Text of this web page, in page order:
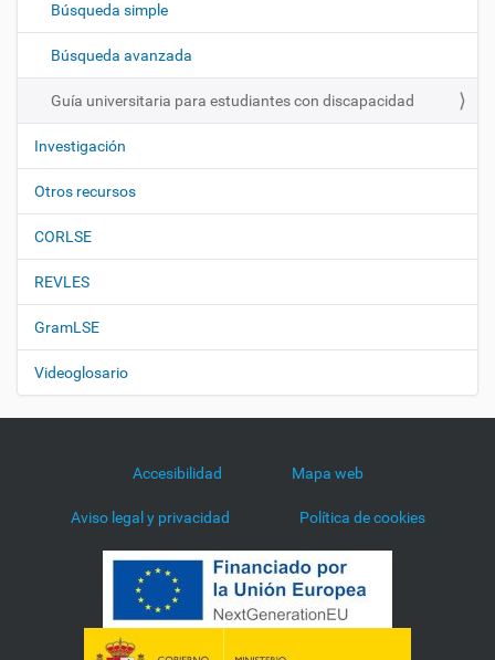
i
n
Búsqueda simple
Búsqueda avanzada
Guía universitaria para estudiantes con discapacidad
Investigación
Otros recursos
CORLSE
REVLES
GramLSE
Videoglosario
Accesibilidad Mapa web
Aviso legal y privacidad Política de cookies